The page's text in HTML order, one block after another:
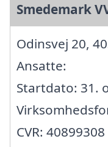
Smedemark
Odinsvej 20,
Ansatte:
Startdato: 31.
CVR: 40899308